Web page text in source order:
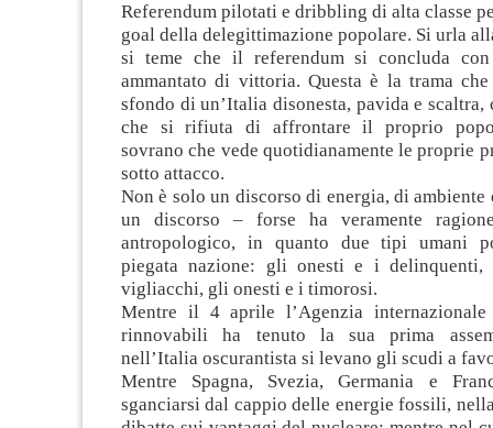
Referendum pilotati e dribbling di alta classe
goal della delegittimazione popolare. Si urla
si teme che il referendum si concluda
ammantato di vittoria. Questa è la trama
sfondo diun’Italia disonesta, pavida e scaltra,
che si rifiuta di affrontare il proprio
sovrano che vede quotidianamente le proprie
sotto attacco.
Non è solo un discorso di energia, di ambiente
un discorso – forse ha veramente
antropologico, in quanto due tipi umani
piegata nazione: gli onesti e i
vigliacchi, gli onesti e i timorosi.
Mentre il 4 aprile l’Agenzia
rinnovabili ha tenuto la sua prima
nell’Italia oscurantista si levano gli scudi a
Mentre Spagna, Svezia, Germania e
sganciarsi dal cappio delle energie fossili,